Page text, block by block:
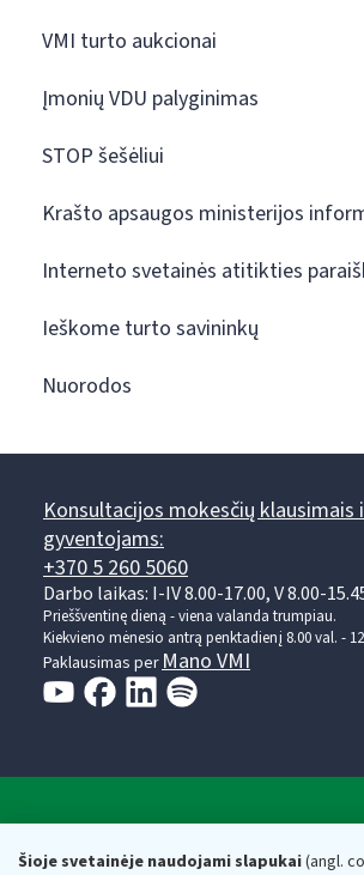
Šioje svetainėje naudojami slapukai(angl.
VMI turto aukcionai
Įmonių VDU palyginimas
STOP šešėliui
Krašto apsaugos ministerijos
Interneto svetainės atitikties
Ieškome turto savininkų
Nuorodos
Konsultacijos mokesčių klausimais
gyventojams:
+370 5 260 5060
Darbo laikas: I-IV 8.00-17.00, V 8.00-
Prieššventinę dieną - viena valanda trumpiau.
Kiekvieno mėnesio antrą penktadienį 8.00 val. -
Paklausimas perMano VMI
Valstybinė mokesčių inspekcija prie
Respublikos finansų ministerijos